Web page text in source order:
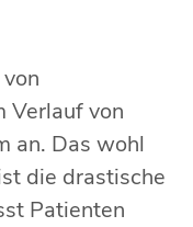
Verlauf von
an. Das wohl
die drastische
Patienten